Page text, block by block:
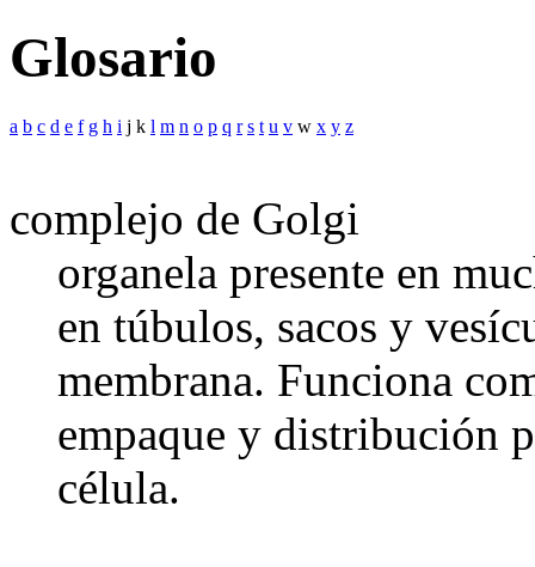
Glosario
a b c d e f g h i j k l m n o p q r s t u v w x y z
complejo de Golgi
organela presente en
en túbulos, sacos y
membrana. Funciona
empaque y distribución
célula.